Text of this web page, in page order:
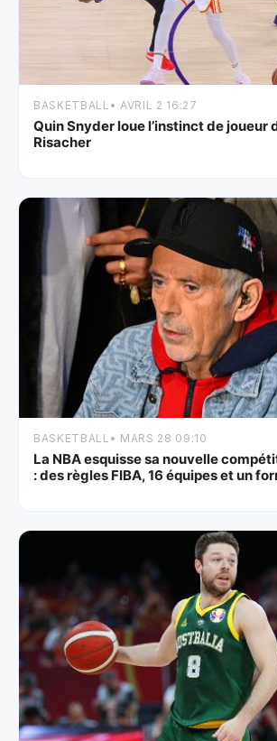
BASKETBALL • AVRIL 2 16:27
Quin Snyder loue l’instinct de joueur
Risacher
BASKETBALL • MARS 28 09:10
La NBA esquisse sa nouvelle
: des règles FIBA, 16 équipes et un